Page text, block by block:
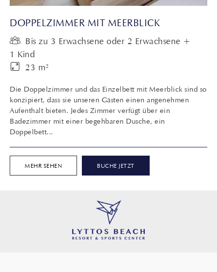
DOPPELZIMMER MIT MEERBLICK
Bis zu 3 Erwachsene oder 2 Erwachsene +
1 Kind
23 m²
Die Doppelzimmer und das Einzelbett mit Meerblick sind so
konzipiert, dass sie unseren Gästen einen angenehmen
Aufenthalt bieten. Jedes Zimmer verfügt über ein
Badezimmer mit einer begehbaren Dusche, ein
Doppelbett...
MEHR SEHEN BUCHE JETZT